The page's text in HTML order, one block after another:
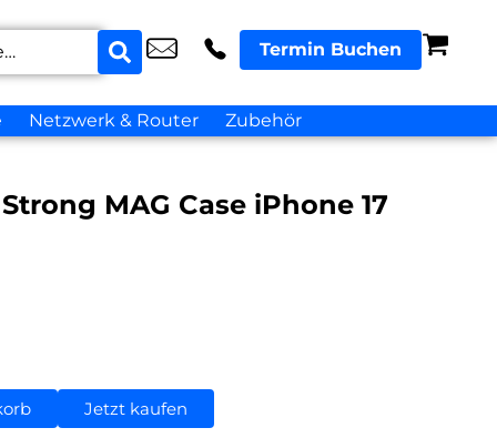
Termin Buchen
Netzwerk & Router Zubehör
MAG Case iPhone 17
Jetzt kaufen